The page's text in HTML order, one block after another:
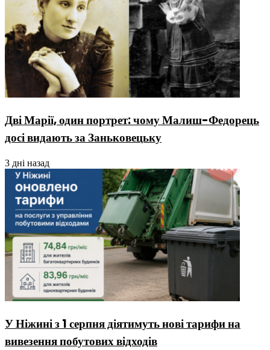
Дві Марії, один портрет: чому Малиш-Федорець
досі видають за Заньковецьку
3 дні назад
У Ніжині з 1 серпня діятимуть нові тарифи на
вивезення побутових відходів